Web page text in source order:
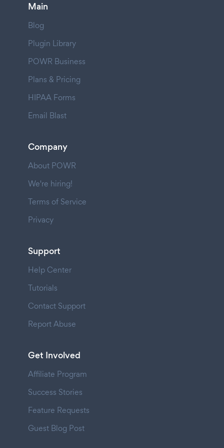
Main
Blog
Plugin Library
POWR Business
Plans & Pricing
HIPAA Forms
Email Blast
Company
About POWR
We're hiring!
Terms of Service
Privacy
Support
Help Center
Tutorials
Contact Support
Report Abuse
Get Involved
Affiliate Program
Success Stories
Feature Requests
Guest Blog Post